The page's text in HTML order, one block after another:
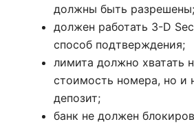
должны быть разрешены;
должен работать 3-D
способ подтверждения;
лимита должно хватать
стоимость номера, но и
депозит;
банк не должен